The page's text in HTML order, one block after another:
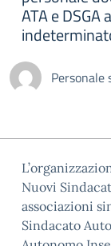
ATA e
Personale
Nuovi
associazioni
Sindacato